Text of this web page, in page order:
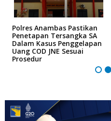
Polres Anambas Pastikan
Penetapan Tersangka SA
Dalam Kasus Penggelapan
Uang COD JNE Sesuai
Prosedur